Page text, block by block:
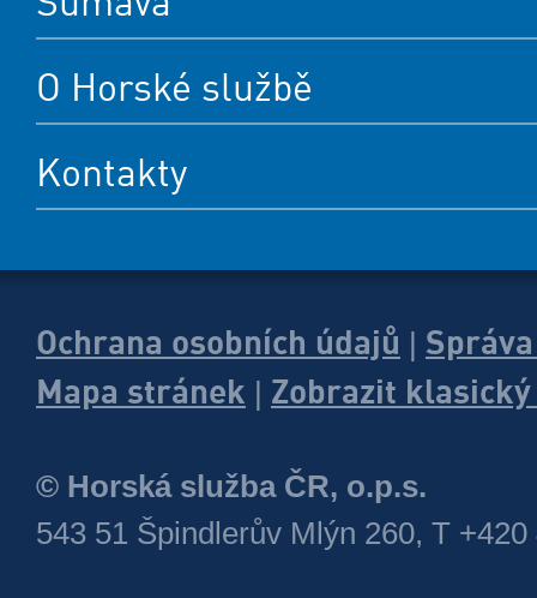
O Horské službě
Kontakty
Ochrana osobních údajů
Mapa stránek
Zobrazit
© Horská služba ČR, o.p.s.
543 51 Špindlerův Mlýn 260, T +420